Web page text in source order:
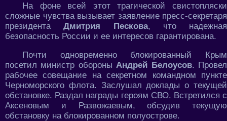
На фоне всей этот трагической свистопляски
сложные чувства вызывает заявление пресс-секретаря
президентаДмитрия Пескова, что надежная
безопасность России и ее интересов гарантирована.
Почти одновременно блокированный Крым
посетил министр обороны Андрей Белоусов. Провел
рабочее совещание на секретном командном пункте
Черноморского флота. Заслушал доклады о текущей
обстановке. Раздал награды героям СВО. Встретился с
Аксеновым и Развожаевым, обсудив текущую
обстановку на блокированном полуострове.